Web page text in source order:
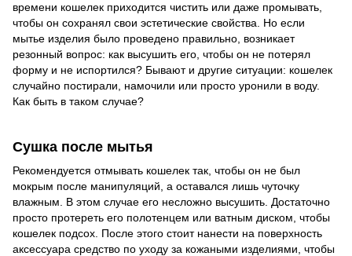
времени кошелек приходится чистить или даже промывать,
чтобы он сохранял свои эстетические свойства. Но если
мытье изделия было проведено правильно, возникает
резонный вопрос: как высушить его, чтобы он не потерял
форму и не испортился? Бывают и другие ситуации: кошелек
случайно постирали, намочили или просто уронили в воду.
Как быть в таком случае?
Сушка после мытья
Рекомендуется отмывать кошелек так, чтобы он не был
мокрым после манипуляций, а оставался лишь чуточку
влажным. В этом случае его несложно высушить. Достаточно
просто протереть его полотенцем или ватным диском, чтобы
кошелек подсох. После этого стоит нанести на поверхность
аксессуара средство по уходу за кожаными изделиями, чтобы